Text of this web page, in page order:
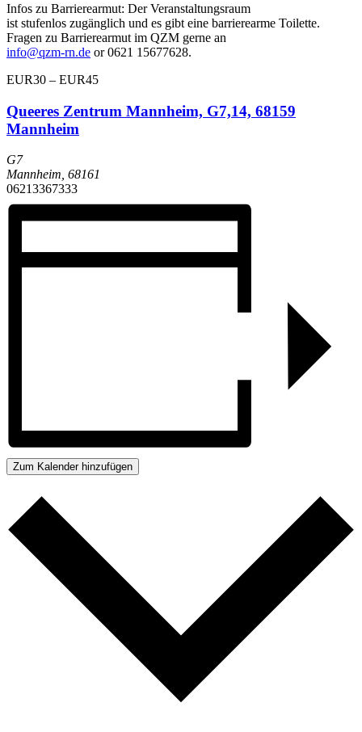
Infos zu Barrierearmut: Der Veranstaltungsraum
ist stufenlos zugänglich und es gibt eine barrierearme Toilette.
Fragen zu Barrierearmut im QZM gerne an
info@qzm-rn.de or 0621 15677628.
EUR30 – EUR45
Queeres Zentrum Mannheim, G7,14, 68159
Mannheim
G7
Mannheim 68161
06213367333
Zum Kalender hinzufügen